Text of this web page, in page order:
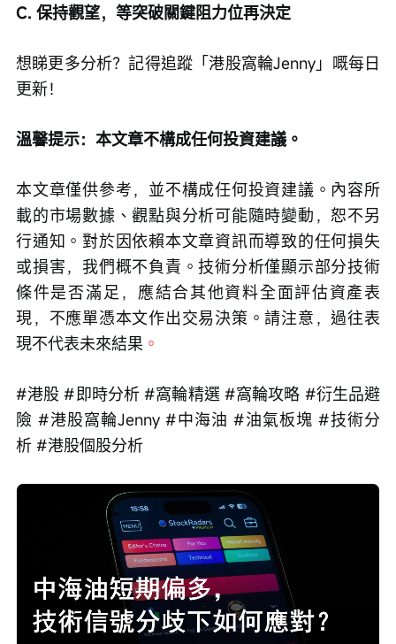
C. 保持觀望，等突破關鍵阻力位再決定
想睇更多分析？記得追蹤「港股窩輪Jenny」嘅每日
更新！
溫馨提示：本文章不構成任何投資建議。
本文章僅供參考，並不構成任何投資建議。內容所
載的市場數據、觀點與分析可能隨時變動，恕不另
行通知。對於因依賴本文章資訊而導致的任何損失
或損害，我們概不負責。技術分析僅顯示部分技術
條件是否滿足，應結合其他資料全面評估資產表
現，不應單憑本文作出交易決策。請注意，過往表
現不代表未來結果 。
#港股 #即時分析 #窩輪精選 #窩輪攻略 #衍生品避
險 #港股窩輪Jenny #中海油 #油氣板塊 #技術分
析 #港股個股分析